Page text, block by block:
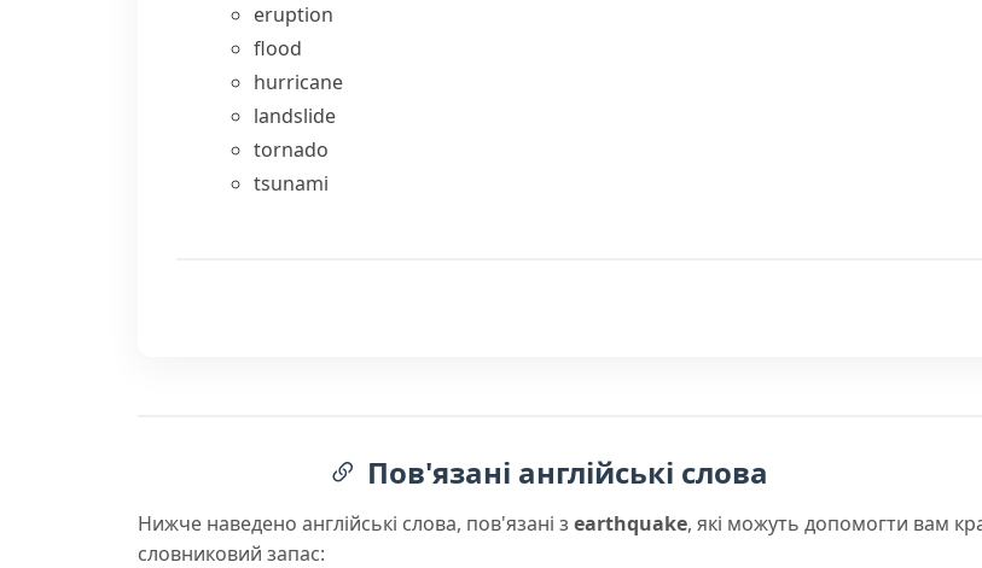
eruption
flood
hurricane
landslide
tornado
tsunami
Пов'язані англійські слова
Нижче наведено англійські слова, пов'язані з earthquake, які можуть допомогти вам
словниковий запас: